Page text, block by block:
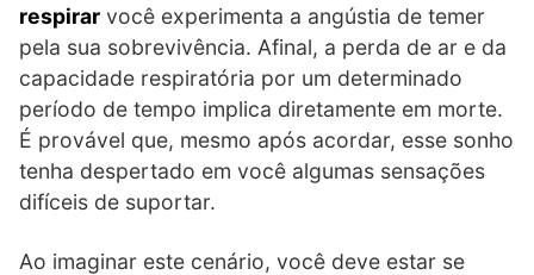
respirar você experimenta a angústia de temer
pela sua sobrevivência. Afinal, a perda de ar e da
capacidade respiratória por um determinado
período de tempo implica diretamente em morte.
É provável que, mesmo após acordar, esse sonho
tenha despertado em você algumas sensações
difíceis de suportar.
Ao imaginar este cenário, você deve estar se